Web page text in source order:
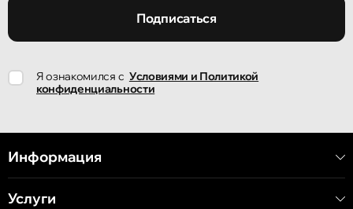
улица Ион Крянгэ, 78
Кишинёв
Подписаться
Я ознакомился с Условиями и Политикой
конфиденциальности
Информация
Услуги